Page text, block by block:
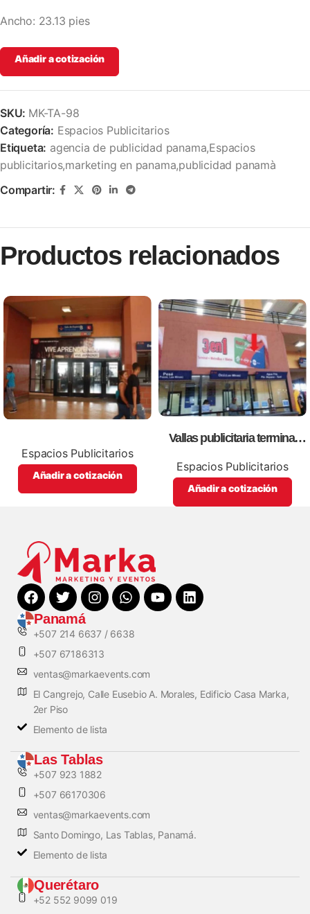
Ancho: 23.13 pies
Añadir a cotización
SKU: MK-TA-98
Categoría: Espacios Publicitarios
Etiqueta: agencia de publicidad panama,Espacios
publicitarios,marketing en panama,publicidad panamà
Compartir:
Productos relacionados
Espacios Publicitarios
Añadir a cotización
Vallas publicitaria terminal
Espacios Publicitarios
Añadir a cotización
Panamá
+507 214 6637 / 6638
+507 67186313
ventas@markaevents.com
El Cangrejo, Calle Eusebio A. Morales, Edificio Casa Marka,
2er Piso
Elemento de lista
Las Tablas
+507 923 1882
+507 66170306
ventas@markaevents.com
Santo Domingo, Las Tablas, Panamá.
Elemento de lista
Querétaro
+52 552 9099 019